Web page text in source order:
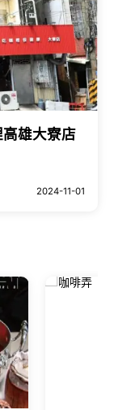
雄大寮店
2024-11-01